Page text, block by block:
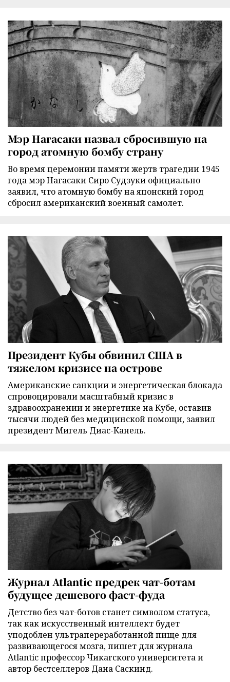
Мэр Нагасаки назвал сбросившую на
город атомную бомбу страну
Во время церемонии памяти жертв трагедии 1945
года мэр Нагасаки Сиро Судзуки официально
заявил, что атомную бомбу на японский город
сбросил американский военный самолет.
Президент Кубы обвинил США в
тяжелом кризисе на острове
Американские санкции и энергетическая блокада
спровоцировали масштабный кризис в
здравоохранении и энергетике на Кубе, оставив
тысячи людей без медицинской помощи, заявил
президент Мигель Диас-Канель.
Журнал Atlantic предрек чат-ботам
будущее дешевого фаст-фуда
Детство без чат-ботов станет символом статуса,
так как искусственный интеллект будет
уподоблен ультрапереработанной пище для
развивающегося мозга, пишет для журнала
Atlantic профессор Чикагского университета и
автор бестселлеров Дана Саскинд.